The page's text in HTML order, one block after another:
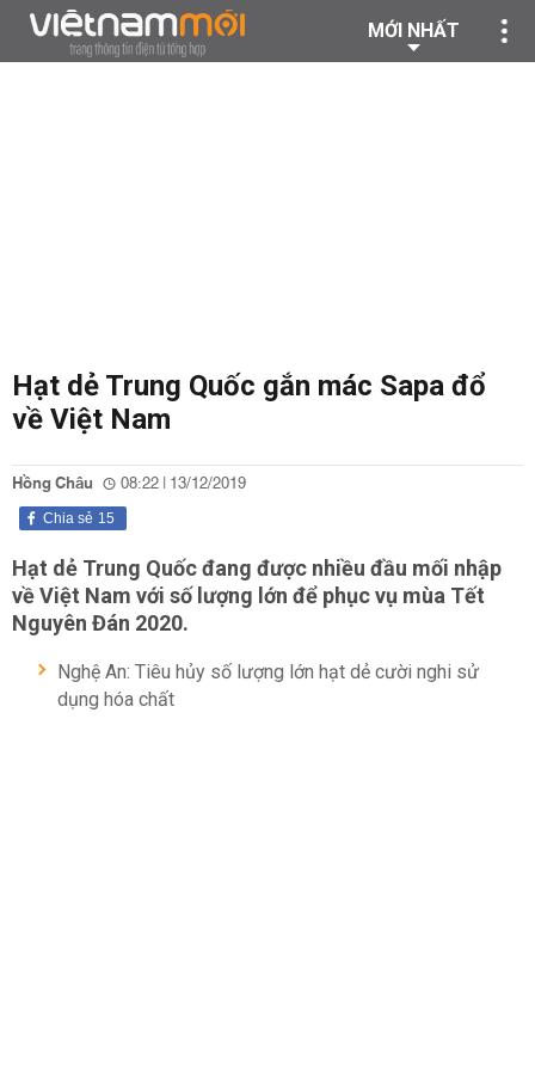
MỚI NHẤT
Hạt dẻ Trung Quốc gắn mác Sapa đổ
về Việt Nam
Hồng Châu 08:22 | 13/12/2019
15
Chia sẻ
Hạt dẻ Trung Quốc đang được nhiều đầu mối nhập
về Việt Nam với số lượng lớn để phục vụ mùa Tết
Nguyên Đán 2020.
Nghệ An: Tiêu hủy số lượng lớn hạt dẻ cười nghi sử
dụng hóa chất